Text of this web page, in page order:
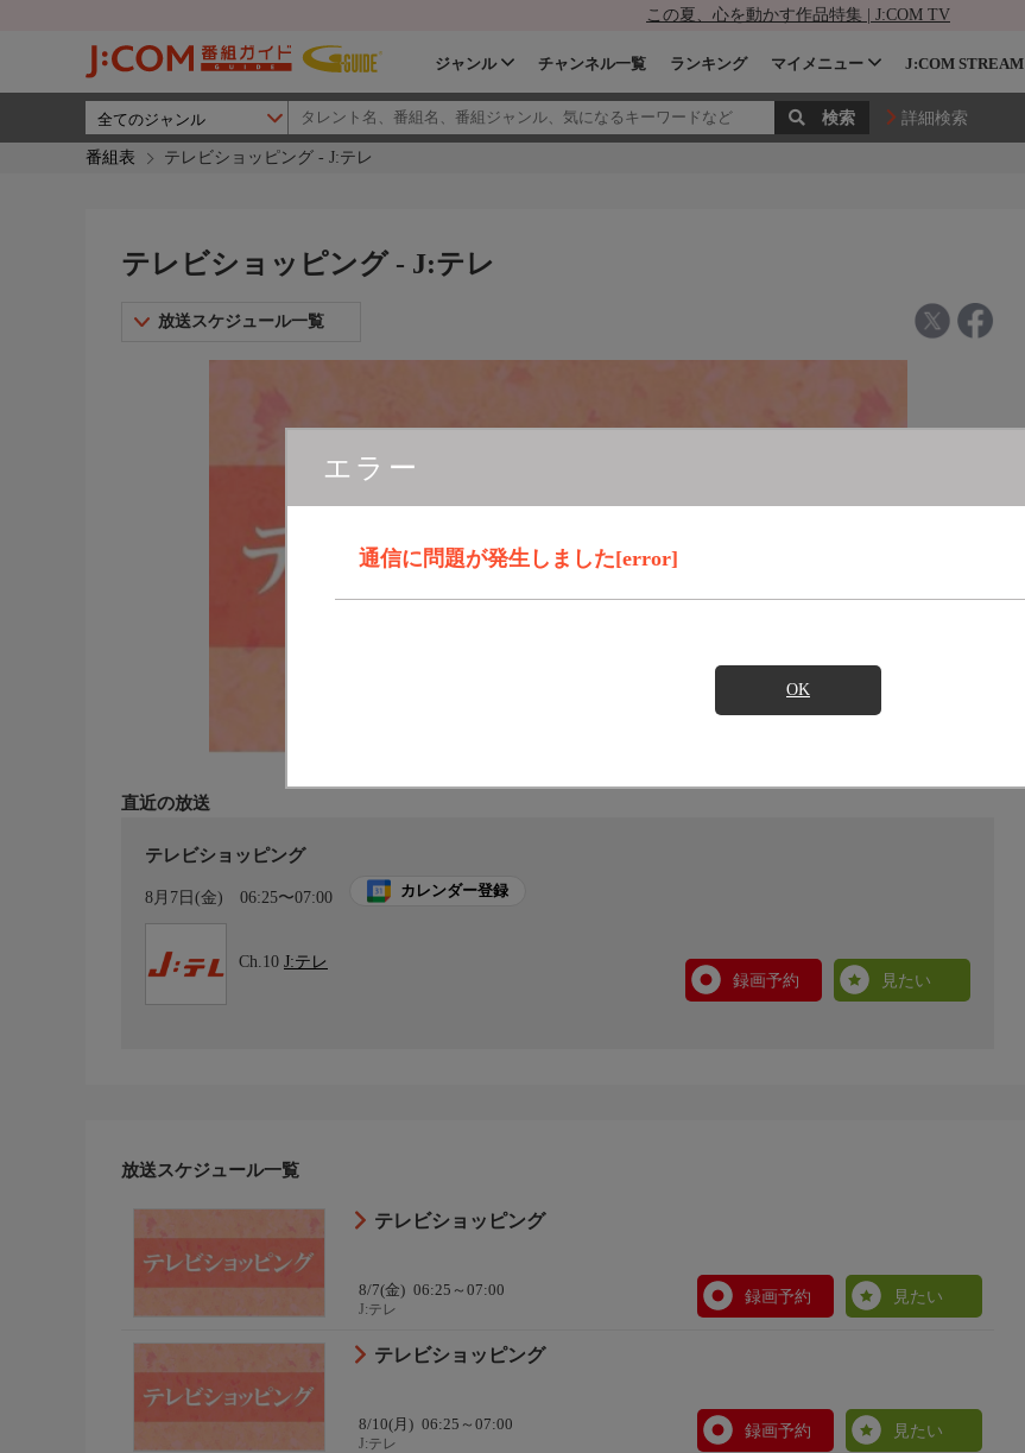
この夏、心を動かす作品特集 | J:COM TV
ジャンル チャンネル一覧 ランキング マイメニュー J:COM STREAM
詳細検索
番組表 テレビショッピング - J:テレ
エラー
通信に問題が発生しました[error]
OK
テレビショッピング - J:テレ
放送スケジュール一覧
直近の放送
テレビショッピング
8月7日(金) 06:25〜07:00 カレンダー登録
Ch.10 J:テレ
録画予約
見たい
放送スケジュール一覧
テレビショッピング
8/7(金) 06:25～07:00
J:テレ
録画予約 見たい
テレビショッピング
8/10(月) 06:25～07:00
J:テレ
録画予約 見たい